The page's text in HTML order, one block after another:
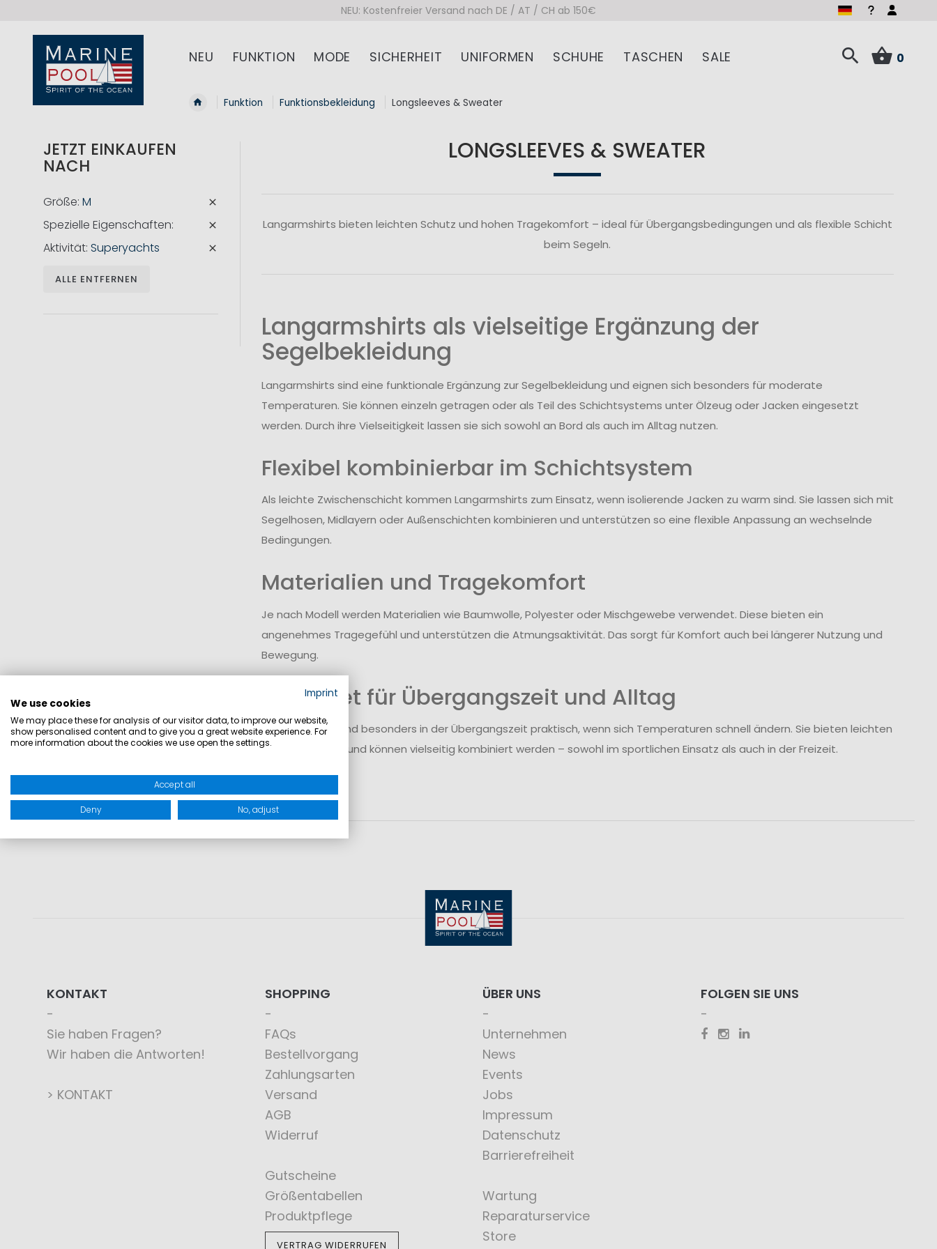
NEU: Kostenfreier Versand nach DE / AT / CH ab 150€
NEU FUNKTION MODE SICHERHEIT UNIFORMEN SCHUHE TASCHEN SALE 0
Funktion Funktionsbekleidung Longsleeves & Sweater
LONGSLEEVES & SWEATER
Langarmshirts bieten leichten Schutz und hohen Tragekomfort – ideal für Übergangsbedingungen und als flexible Schicht
beim Segeln.
Langarmshirts als vielseitige Ergänzung der
Segelbekleidung
Langarmshirts sind eine funktionale Ergänzung zur Segelbekleidung und eignen sich besonders für moderate
Temperaturen. Sie können einzeln getragen oder als Teil des Schichtsystems unter Ölzeug oder Jacken eingesetzt
werden. Durch ihre Vielseitigkeit lassen sie sich sowohl an Bord als auch im Alltag nutzen.
Flexibel kombinierbar im Schichtsystem
Als leichte Zwischenschicht kommen Langarmshirts zum Einsatz, wenn isolierende Jacken zu warm sind. Sie lassen sich mit
Segelhosen, Midlayern oder Außenschichten kombinieren und unterstützen so eine flexible Anpassung an wechselnde
Bedingungen.
Materialien und Tragekomfort
Je nach Modell werden Materialien wie Baumwolle, Polyester oder Mischgewebe verwendet. Diese bieten ein
angenehmes Tragegefühl und unterstützen die Atmungsaktivität. Das sorgt für Komfort auch bei längerer Nutzung und
Bewegung.
Geeignet für Übergangszeit und Alltag
Langarmshirts sind besonders in der Übergangszeit praktisch, wenn sich Temperaturen schnell ändern. Sie bieten leichten
Schutz vor Wind und können vielseitig kombiniert werden – sowohl im sportlichen Einsatz als auch in der Freizeit.
JETZT EINKAUFEN
NACH
Größe M
Spezielle Eigenschaften
Aktivität Superyachts
ALLE ENTFERNEN
KONTAKT
Sie haben Fragen?
Wir haben die Antworten!
> KONTAKT
SHOPPING
FAQs
Bestellvorgang
Zahlungsarten
Versand
AGB
Widerruf
Gutscheine
Größentabellen
Produktpflege
VERTRAG WIDERRUFEN
ÜBER UNS
Unternehmen
News
Events
Jobs
Impressum
Datenschutz
Barrierefreiheit
Wartung
Reparaturservice
Store
FOLGEN SIE UNS
Imprint
We use cookies
We may place these for analysis of our visitor data, to improve our website,
show personalised content and to give you a great website experience. For
more information about the cookies we use open the settings.
Accept all
Deny No, adjust